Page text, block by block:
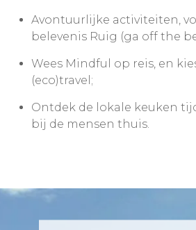
Avontuurlijke activiteiten,
belevenis Ruig (ga off the
Wees Mindful op reis, en
(eco)travel;
Ontdek de lokale keuken
bij de mensen thuis.